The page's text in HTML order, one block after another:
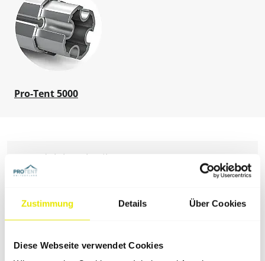
Zustimmung Details Über Cookies
Diese Webseite verwendet Cookies
Pro-Tent 5000
Produktbeschreibung
Montage
Transportkoffer